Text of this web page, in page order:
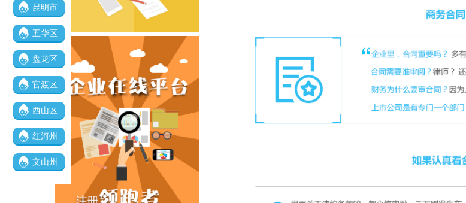
昆明市
五华区
盘龙区
官渡区
西山区
红河州
文山州